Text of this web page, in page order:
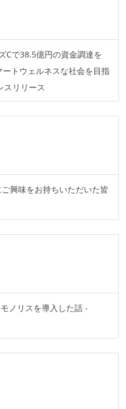
Cで38.5億円の資金調達を
トウェルネスな社会を目指
リリース
興味をお持ちいただいた皆
ノリスを導入した話 -